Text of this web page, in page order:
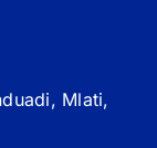
Mlati,